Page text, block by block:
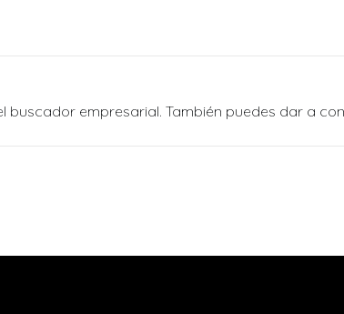
buscador empresarial. También puedes dar a